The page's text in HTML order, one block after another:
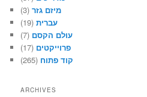
מיזם גזר(3)
עברית(19)
עולם הקסם (7)
פרוייקטים (17)
קוד פתוח (265)
ARCHIVES